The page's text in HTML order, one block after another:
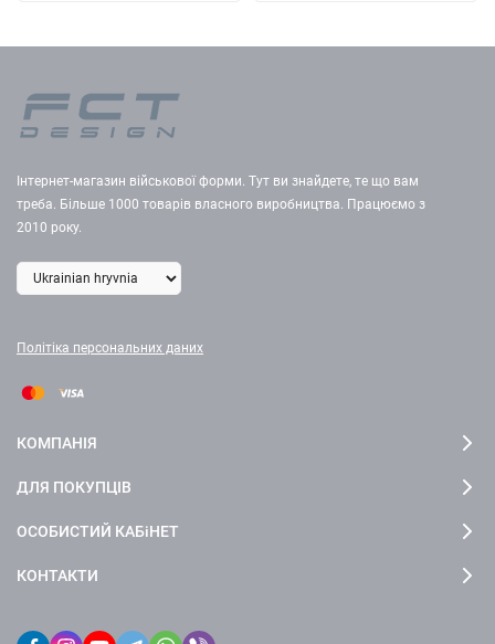
Інтернет-магазин військової форми. Тут ви знайдете, те що вам
треба. Більше 1000 товарів власного виробництва. Працюємо з
2010 року.
Політіка персональних даних
КОМПАНІЯ
ДЛЯ ПОКУПЦІВ
ОСОБИСТИЙ КАБіНЕТ
КОНТАКТИ